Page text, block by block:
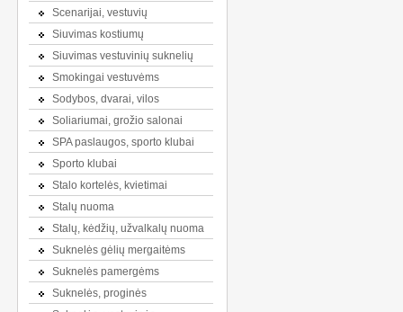
Scenarijai, vestuvių
Siuvimas kostiumų
Siuvimas vestuvinių suknelių
Smokingai vestuvėms
Sodybos, dvarai, vilos
Soliariumai, grožio salonai
SPA paslaugos, sporto klubai
Sporto klubai
Stalo kortelės, kvietimai
Stalų nuoma
Stalų, kėdžių, užvalkalų nuoma
Suknelės gėlių mergaitėms
Suknelės pamergėms
Suknelės, proginės